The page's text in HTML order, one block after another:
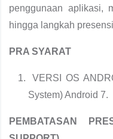
penggunaan aplikasi,
hingga langkah
PRA SYARAT
VERSI OS
System) Android 7.
PEMBATASAN